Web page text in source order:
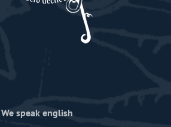
We speak english